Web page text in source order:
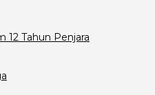
12 Tahun Penjara